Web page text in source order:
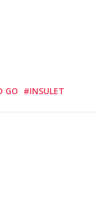
GO #INSULET